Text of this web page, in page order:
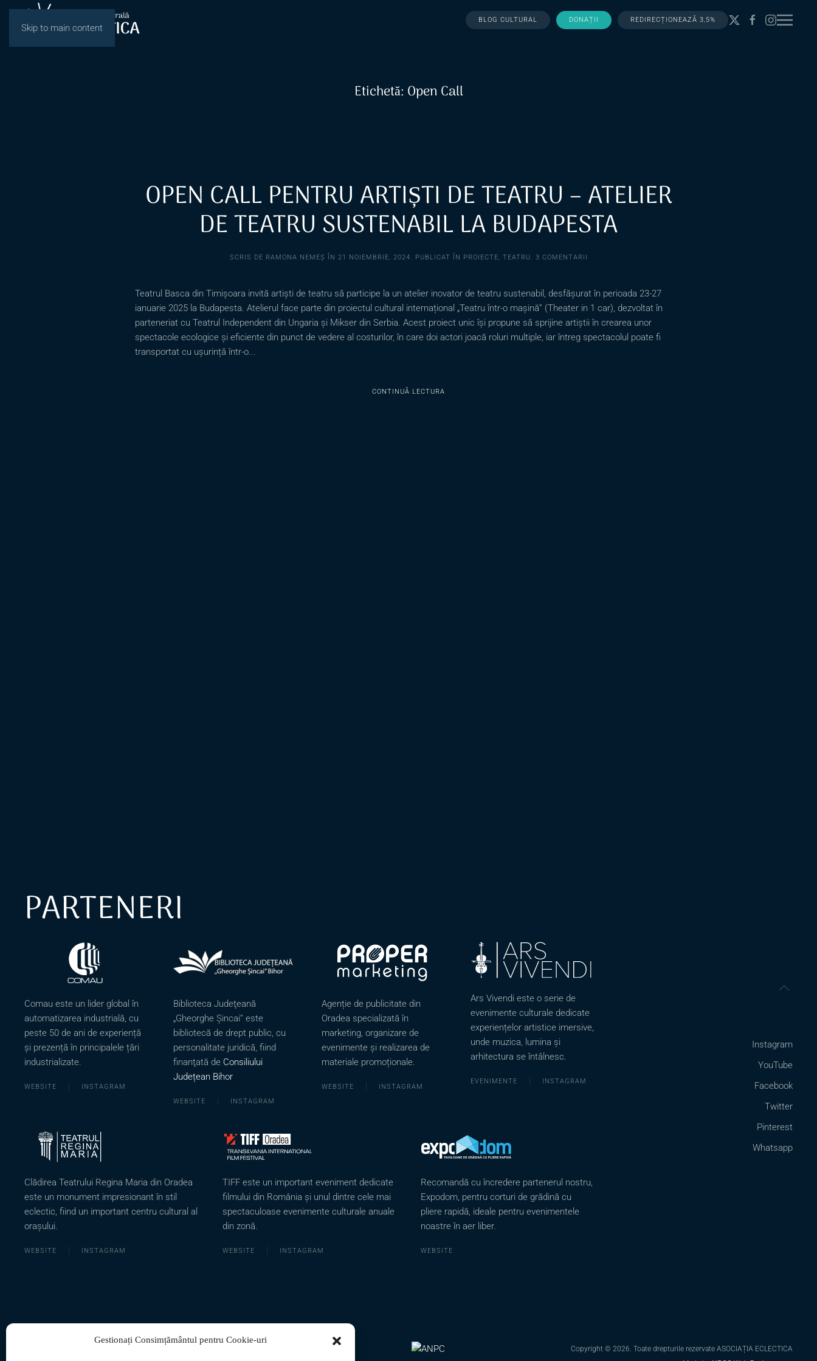
Gestionați Consimțământul pentru Cookie-uri
Skip to main content
BLOG CULTURAL DONAȚII REDIRECȚIONEAZĂ 3,5%
Etichetă: Open Call
OPEN CALL PENTRU ARTIȘTI DE TEATRU – ATELIER
DE TEATRU SUSTENABIL LA BUDAPESTA
SCRIS DE RAMONA NEMEȘ ÎN 21 NOIEMBRIE, 2024. PUBLICAT ÎN PROIECTE, TEATRU. 3 COMENTARII
ARTIȘTI
TEATRU
–
DE
Teatrul Basca din Timișoara invită artiști de teatru să participe la un atelier inovator de teatru sustenabil, desfășurat în perioada 23-27
ianuarie 2025 la Budapesta. Atelierul face parte din proiectul cultural internațional „Teatru într-o mașină” (Theater in 1 car), dezvoltat în
parteneriat cu Teatrul Independent din Ungaria și Mikser din Serbia. Acest proiect unic își propune să sprijine artiștii în crearea unor
spectacole ecologice și eficiente din punct de vedere al costurilor, în care doi actori joacă roluri multiple, iar întreg spectacolul poate fi
transportat cu ușurință într-o...
CONTINUĂ LECTURA
PARTENERI
Comau este un lider global în
automatizarea industrială, cu
peste 50 de ani de experiență
și prezență în principalele țări
industrializate.
WEBSITE INSTAGRAM
Biblioteca Judeţeană
„Gheorghe Şincai” este
bibliotecă de drept public, cu
personalitate juridică, fiind
finanţată de Consiliului
Județean Bihor
WEBSITE INSTAGRAM
Agenție de publicitate din
Oradea specializată în
marketing, organizare de
evenimente și realizarea de
materiale promoționale.
WEBSITE INSTAGRAM
Ars Vivendi este o serie de
evenimente culturale dedicate
experiențelor artistice imersive,
unde muzica, lumina și
arhitectura se întâlnesc.
EVENIMENTE INSTAGRAM
Clădirea Teatrului Regina Maria din Oradea
este un monument impresionant în stil
eclectic, fiind un important centru cultural al
orașului.
WEBSITE INSTAGRAM
TIFF este un important eveniment dedicate
filmului din România și unul dintre cele mai
spectaculoase evenimente culturale anuale
din zonă.
WEBSITE INSTAGRAM
Recomandă cu încredere partenerul nostru,
Expodom, pentru corturi de grădină cu
pliere rapidă, ideale pentru evenimentele
noastre în aer liber.
WEBSITE
Instagram
YouTube
Facebook
Twitter
Pinterest
Whatsapp
Copyright ©2026. Toate drepturile rezervate ASOCIAȚIA ECLECTICA